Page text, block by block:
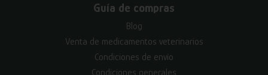
Guía de compras
Blog
Venta de medicamentos veterinarios
Condiciones de envío
Condiciones generales